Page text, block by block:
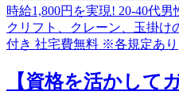
【資格を活かして